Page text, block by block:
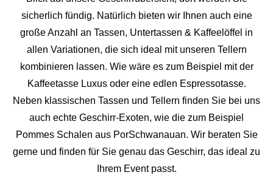
sicherlich fündig. Natürlich bieten wir Ihnen auch eine
große Anzahl an Tassen, Untertassen & Kaffeelöffel in
allen Variationen, die sich ideal mit unseren Tellern
kombinieren lassen. Wie wäre es zum Beispiel mit der
Kaffeetasse Luxus oder eine edlen Espressotasse.
Neben klassischen Tassen und Tellern finden Sie bei uns
auch echte Geschirr-Exoten, wie die zum Beispiel
Pommes Schalen aus PorSchwanauan. Wir beraten Sie
gerne und finden für Sie genau das Geschirr, das ideal zu
Ihrem Event passt.